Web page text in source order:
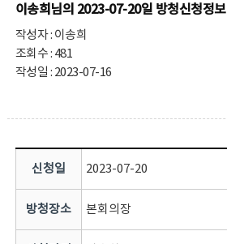
이송희님의 2023-07-20일 방청신청정보
작성자 : 이송희
조회수 : 481
작성일 : 2023-07-16
신청일 2023-07-20
방청장소 본회의장